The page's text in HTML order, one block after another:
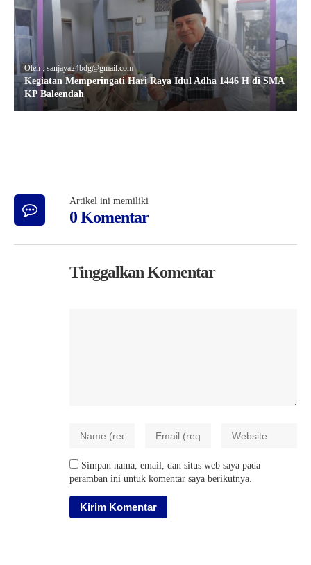
Oleh : sanjaya24bdg@gmail.com
Kegiatan Memperingati Hari Raya Idul Adha 1446 H di SMA
KP Baleendah
Artikel ini memiliki
0 Komentar
Tinggalkan Komentar
Simpan nama, email, dan situs web saya pada
peramban ini untuk komentar saya berikutnya.